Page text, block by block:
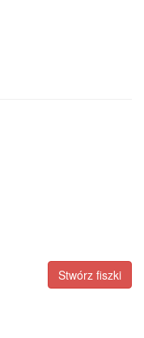
Stwórz fiszki